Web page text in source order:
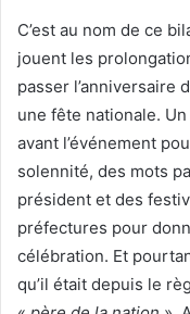
C’est au nom de ce
jouent les
passer l’anniversaire
une fête nationale.
avant l’événement
solennité, des mots
président et des
préfectures pour
célébration. Et
qu’il était depuis le